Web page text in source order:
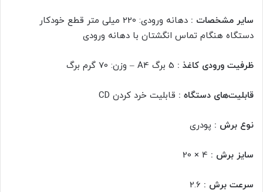
سایر مشخصات :
دهانه ورودی: 220 میلی متر قطع خودکار
دستگاه هنگام تماس انگشتان با دهانه ورودی
ظرفیت ورودی کاغذ :
قابلیت‌های دستگاه : قابلیت خرد کردن CD
نوع برش : پودری
سایز برش :
سرعت برش :